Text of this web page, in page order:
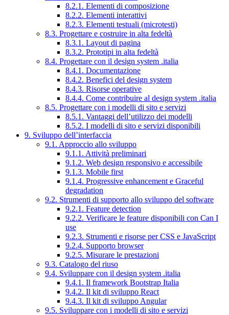
8.2.1. Elementi di composizione
8.2.2. Elementi interattivi
8.2.3. Elementi testuali (microtesti)
8.3. Progettare e costruire in alta fedeltà
8.3.1. Layout di pagina
8.3.2. Prototipi in alta fedeltà
8.4. Progettare con il design system .italia
8.4.1. Documentazione
8.4.2. Benefici del design system
8.4.3. Risorse operative
8.4.4. Come contribuire al design system .italia
8.5. Progettare con i modelli di sito e servizi
8.5.1. Vantaggi dell’utilizzo dei modelli
8.5.2. I modelli di sito e servizi disponibili
9. Sviluppo dell’interfaccia
9.1. Approccio allo sviluppo
9.1.1. Attività preliminari
9.1.2. Web design responsivo e accessibile
9.1.3. Mobile first
9.1.4. Progressive enhancement e Graceful
degradation
9.2. Strumenti di supporto allo sviluppo del software
9.2.1. Feature detection
9.2.2. Verificare le feature disponibili con Can I
use
9.2.3. Strumenti e risorse per CSS e JavaScript
9.2.4. Supporto browser
9.2.5. Misurare le prestazioni
9.3. Catalogo del riuso
9.4. Sviluppare con il design system .italia
9.4.1. Il framework Bootstrap Italia
9.4.2. Il kit di sviluppo React
9.4.3. Il kit di sviluppo Angular
9.5. Sviluppare con i modelli di sito e servizi